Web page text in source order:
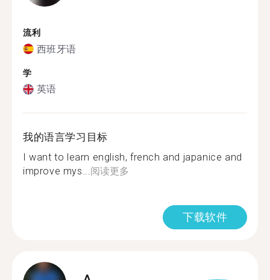
流利
西班牙语
学
英语
我的语言学习目标
I want to learn english, french and japanice and
improve mys...阅读更多
下载软件